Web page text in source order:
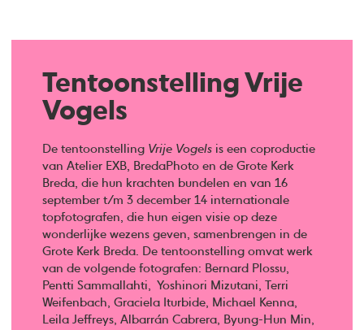
Tentoonstelling Vrije
Vogels
De tentoonstelling Vrije Vogelsis een coproductie
van Atelier EXB, BredaPhoto en de Grote Kerk
Breda, die hun krachten bundelen en van 16
september t/m 3 december 14 internationale
topfotografen, die hun eigen visie op deze
wonderlijke wezens geven, samenbrengen in de
Grote Kerk Breda. De tentoonstelling omvat werk
van de volgende fotografen: Bernard Plossu,
Pentti Sammallahti, Yoshinori Mizutani, Terri
Weifenbach, Graciela Iturbide, Michael Kenna,
Leila Jeffreys, Albarrán Cabrera, Byung-Hun Min,